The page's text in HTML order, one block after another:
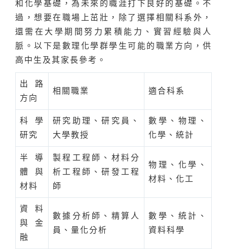
和化學基礎，為未來的職涯打下良好的基礎。不
過，想要在職場上茁壯，除了選擇相關科系外，
還需在大學期間努力累積能力、實習經驗與人
脈。以下是數理化學群學生可能的職業方向，供
高中生及其家長參考。
出路
方向
相關職業 適合科系
科學
研究
研究助理、研究員、
大學教授
數學、物理、
化學、統計
半導
體與
材料
製程工程師、材料分
析工程師、研發工程
師
物理、化學、
材料、化工
資料
與金
融
數據分析師、精算人
員、量化分析
數學、統計、
資料科學